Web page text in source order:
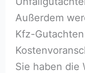
Außerdem
Kfz-
Sie haben die